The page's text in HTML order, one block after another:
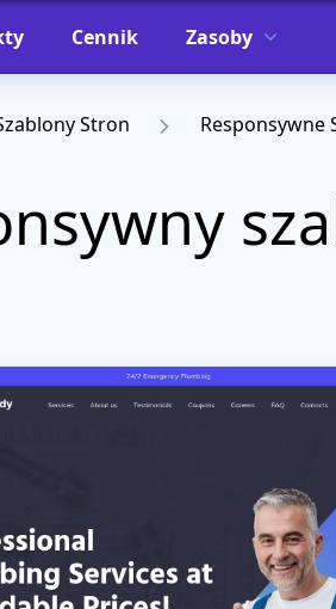
Cennik Zasoby
Stron Responsywne